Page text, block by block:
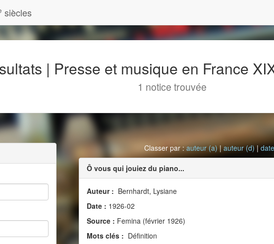
siècles
| Presse et musique en France
1 notice trouvée
Classer par :auteur (a)|auteur (d)|
Ô vous qui jouiez du piano...
Auteur : Bernhardt, Lysiane
Date : 1926-02
Source : Femina (février 1926)
Mots clés : Définition